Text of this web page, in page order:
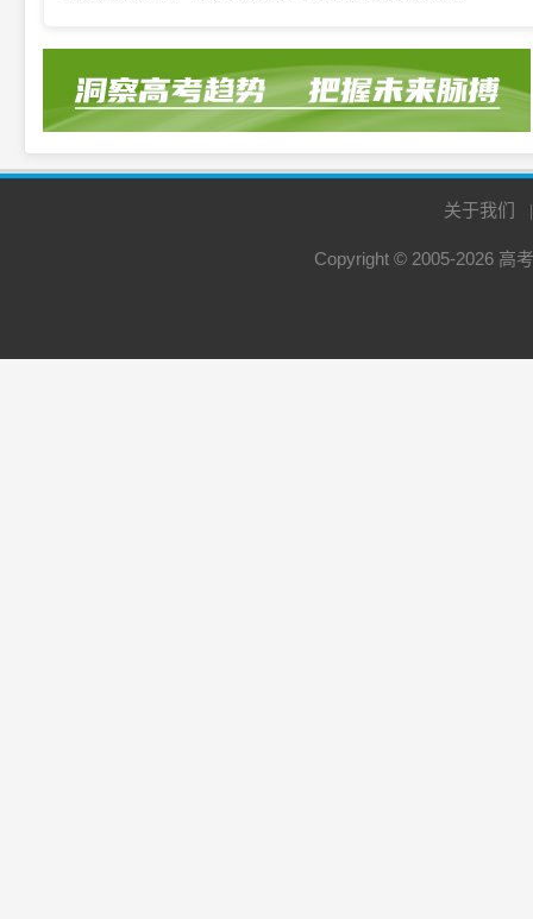
关于我们
Copyright © 2005-2026 高